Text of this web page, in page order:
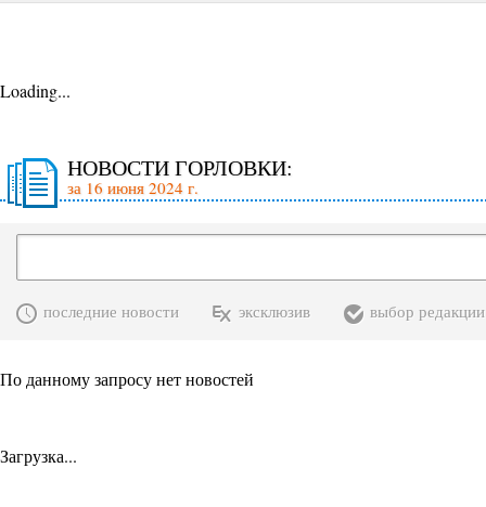
Loading...
НОВОСТИ ГОРЛОВКИ:
за 16 июня 2024 г.
последние новости эксклюзив выбор редакции
По данному запросу нет новостей
Загрузка...